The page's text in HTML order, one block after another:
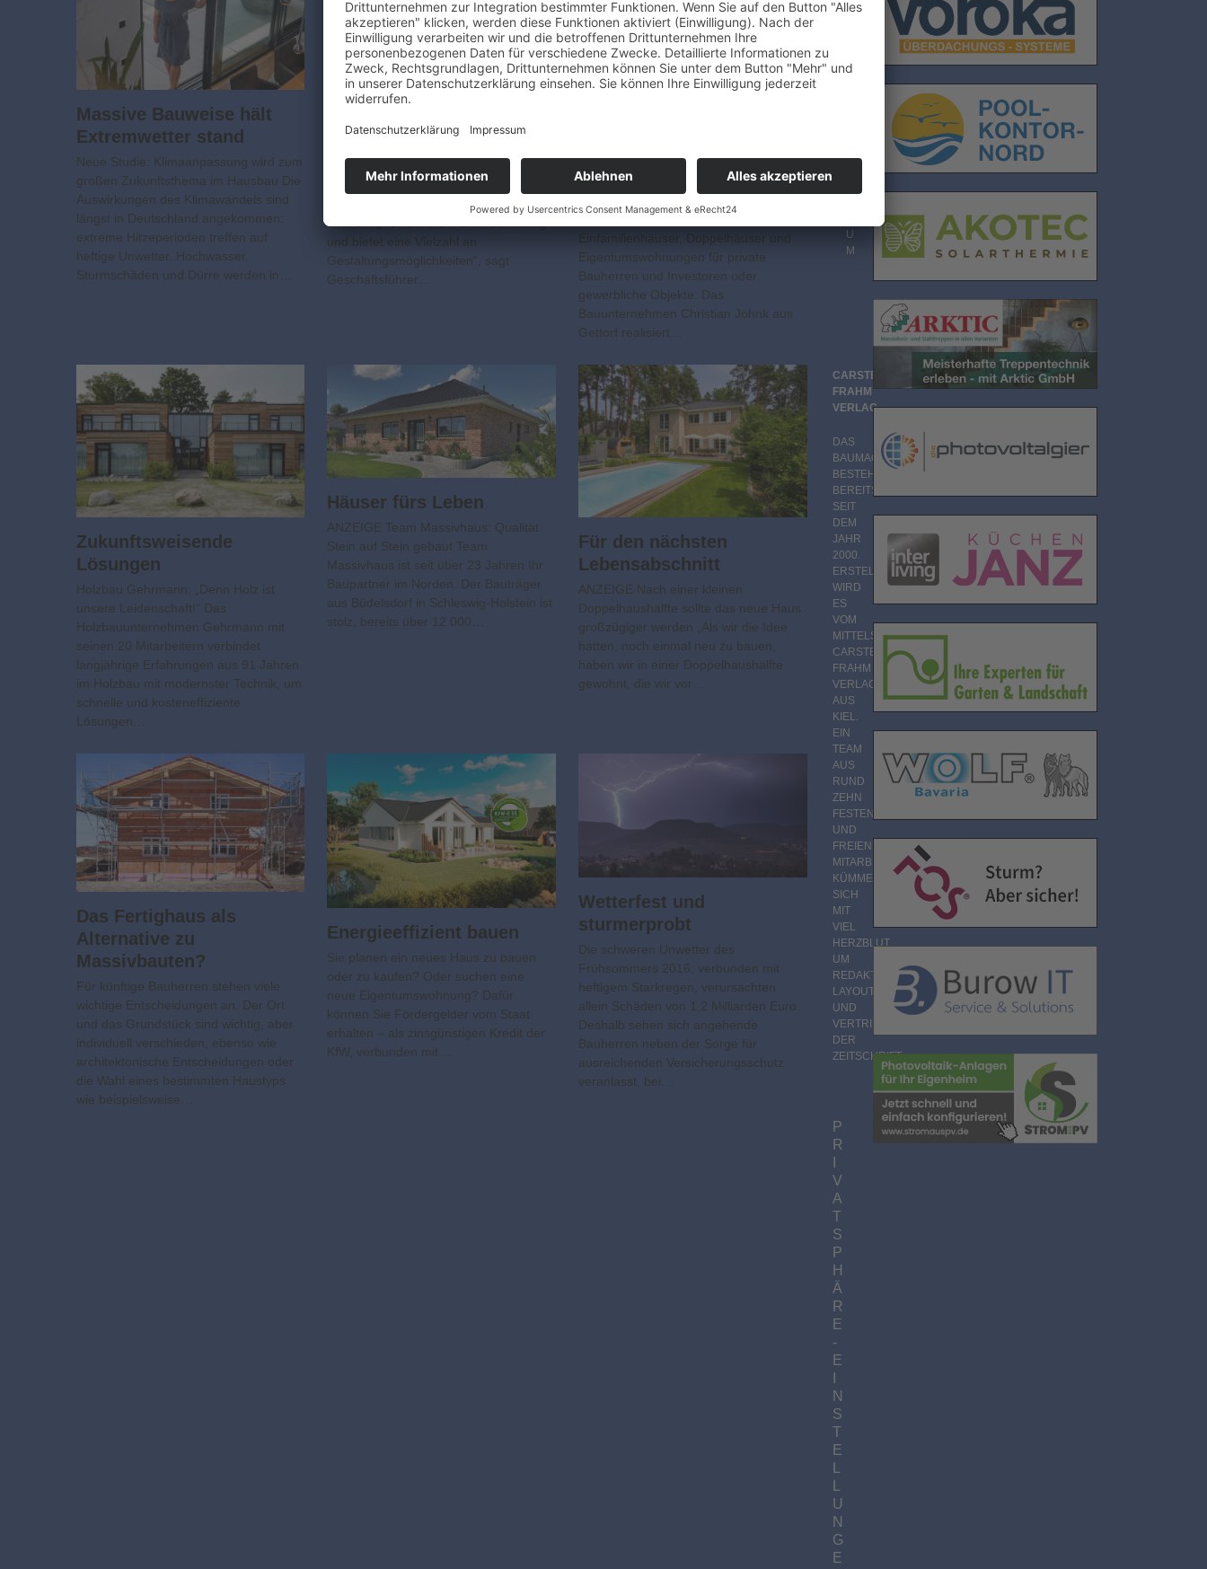
Massive Bauweise hält
Extremwetter stand
Neue Studie: Klimaanpassung wird zum
großen Zukunftsthema im Hausbau Die
Auswirkungen des Klimawandels sind
längst in Deutschland angekommen:
extreme Hitzeperioden treffen auf
heftige Unwetter. Hochwasser,
Sturmschäden und Dürre werden in…
Das Arp-Holzrahmenhaus
und Werkstoff Holz sorgt für ein
gesundes Wohnklima, ist belastbar, hat
eine ausgezeichnete Wärme­dämmung
und bietet eine Vielzahl an
Gestaltungsmöglichkeiten“, sagt
Geschäfts­führer…
1841
ANZEIGE Das älteste Bauunternehmen
zufriedenen Kunden Ob
Einfamilienhäuser, Doppelhäuser und
Eigentumswohnungen für private
Bauherren und Investoren oder
gewerbliche Objekte: Das
Bauunternehmen Christian Jöhnk aus
Gettorf realisiert…
Zukunftsweisende
Lösungen
Holzbau Gehrmann: „Denn Holz ist
unsere Leidenschaft!“ Das
Holzbauunternehmen Gehrmann mit
seinen 20 Mitarbeitern verbindet
langjährige Erfahrungen aus 91 Jahren
im Holzbau mit modernster Technik, um
schnelle und kosteneffiziente
Lösungen…
Häuser fürs Leben
ANZEIGE Team Massivhaus: Qualität
Stein auf Stein gebaut Team
Massivhaus ist seit über 23 Jahren Ihr
Baupartner im Norden. Der Bauträger
aus Büdelsdorf in Schleswig-Holstein ist
stolz, bereits über 12.000…
Für den nächsten
Lebensabschnitt
ANZEIGE Nach einer kleinen
Doppelhaushälfte sollte das neue Haus
großzügiger werden „Als wir die Idee
hatten, noch einmal neu zu bauen,
haben wir in einer Doppelhaushälfte
gewohnt, die wir vor…
Das Fertighaus als
Alternative zu
Massivbauten?
Für künftige Bauherren stehen viele
wichtige Entscheidungen an. Der Ort
und das Grundstück sind wichtig, aber
individuell verschieden, ebenso wie
architektonische Entscheidungen oder
die Wahl eines bestimmten Haustyps
wie beispielsweise…
Energieeffizient bauen
Sie planen ein neues Haus zu bauen
oder zu kaufen? Oder suchen eine
neue Eigentumswohnung? Dafür
können Sie Fördergelder vom Staat
erhalten – als zinsgünstigen Kredit der
KfW, verbunden mit…
Wetterfest und
sturmerprobt
Die schweren Unwetter des
Frühsommers 2016, verbunden mit
heftigem Starkregen, verursachten
allein Schäden von 1,2 Milliarden Euro.
Deshalb sehen sich angehende
Bauherren neben der Sorge für
ausreichenden Versicherungsschutz
veranlasst, bei…
S
T
U
M
CARSTEN
FRAHM
VERLAG
DAS
BAUMAGAZIN
BESTEHT
BEREITS
SEIT
DEM
JAHR
2000.
ERSTELLT
WIRD
ES
VOM
MITTELSTÄNDISCHEN
CARSTEN
FRAHM
VERLAG
AUS
KIEL.
EIN
TEAM
AUS
RUND
ZEHN
FESTEN
UND
FREIEN
MITARBEITERN
KÜMMERT
SICH
MIT
VIEL
HERZBLUT
UM
REDAKTION,
LAYOUT
UND
VERTRIEB
DER
ZEITSCHRIFT.
P
R
V
A
T
S
P
H
Ä
R
E
-
E
N
S
T
E
U
N
G
E